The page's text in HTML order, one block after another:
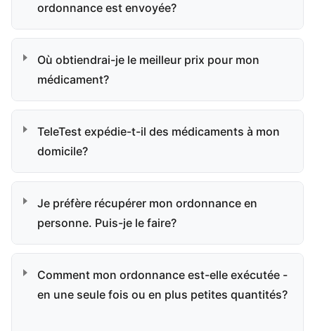
ordonnance est envoyée?
Où obtiendrai-je le meilleur prix pour mon
médicament?
TeleTest expédie-t-il des médicaments à mon
domicile?
Je préfère récupérer mon ordonnance en
personne. Puis-je le faire?
Comment mon ordonnance est-elle exécutée -
en une seule fois ou en plus petites quantités?